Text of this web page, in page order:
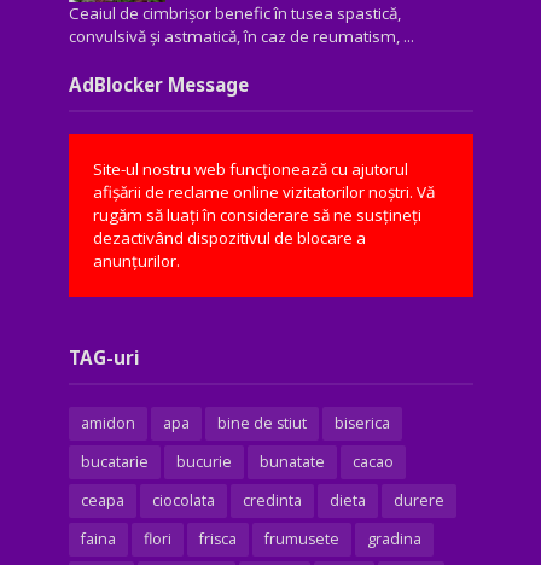
Ceaiul de cimbrișor benefic în tusea spastică,
convulsivă şi astmatică, în caz de reumatism, ...
AdBlocker Message
Site-ul nostru web funcționează cu ajutorul
afișării de reclame online vizitatorilor noștri. Vă
rugăm să luați în considerare să ne susțineți
dezactivând dispozitivul de blocare a
anunțurilor.
TAG-uri
amidon apa bine de stiut
biserica
bucatarie
bucurie bunatate
cacao
ceapa
ciocolata credinta dieta
durere
faina
flori frisca frumusete
gradina